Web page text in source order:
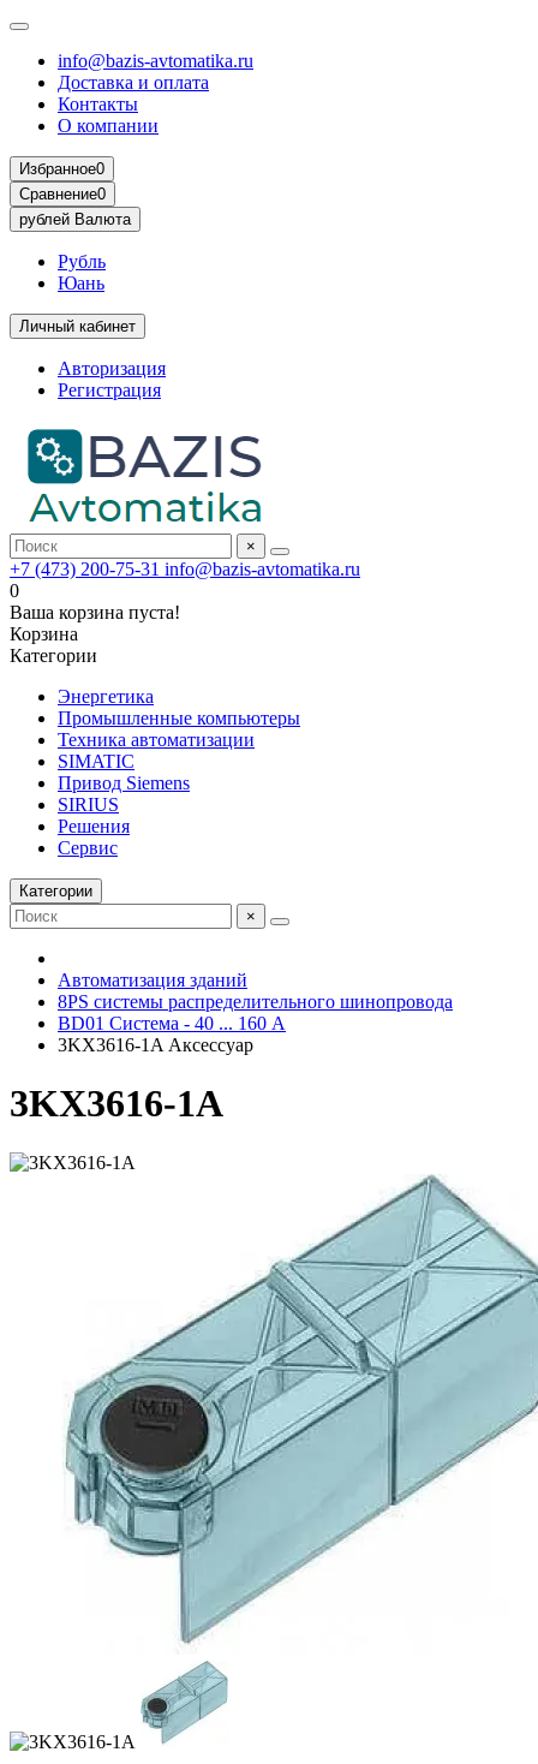
info@bazis-avtomatika.ru
Доставка и оплата
Контакты
О компании
Избранное0
Сравнение0
рублей Валюта
Рубль
Юань
Личный кабинет
Авторизация
Регистрация
×
+7 (473) 200-75-31 info@bazis-avtomatika.ru
0
Ваша корзина пуста!
Корзина
Категории
Энергетика
Промышленные компьютеры
Техника автоматизации
SIMATIC
Привод Siemens
SIRIUS
Решения
Сервис
Категории
×
Автоматизация зданий
8PS системы распределительного шинопровода
BD01 Система - 40 ... 160 A
3KX3616-1A Аксессуар
3KX3616-1A